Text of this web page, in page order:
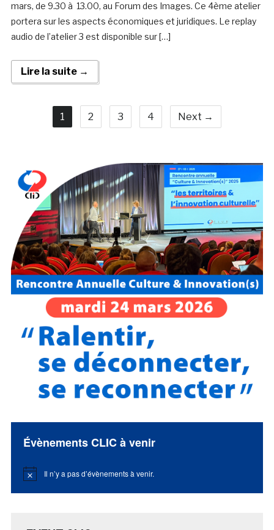
mars, de 9.30 à 13.00, au Forum des Images. Ce 4ème atelier
portera sur les aspects économiques et juridiques. Le replay
audio de l’atelier 3 est disponible sur […]
Lire la suite →
1 2 3 4 Next →
Évènements CLIC à venir
Notice Il n’y a pas d’évènements à venir.